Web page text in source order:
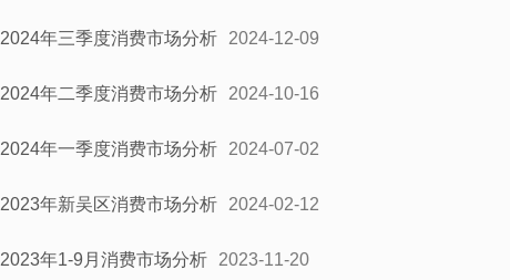
2024年三季度消费市场分析 2024-12-09
2024年二季度消费市场分析 2024-10-16
2024年一季度消费市场分析 2024-07-02
2023年新吴区消费市场分析 2024-02-12
2023年1-9月消费市场分析 2023-11-20